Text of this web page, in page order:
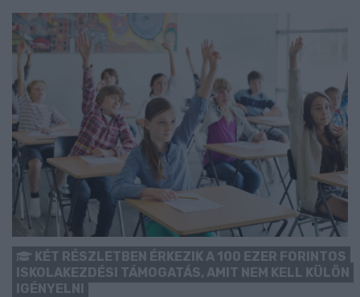
KÉT RÉSZLETBEN ÉRKEZIK A 100 EZER FORINTOS
ISKOLAKEZDÉSI TÁMOGATÁS, AMIT NEM KELL KÜLÖN
IGÉNYELNI